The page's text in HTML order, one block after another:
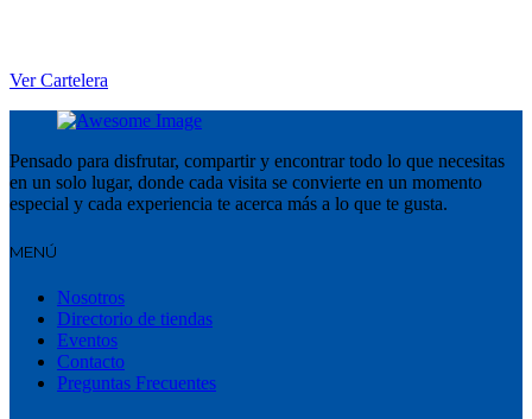
Ver Cartelera
Pensado para disfrutar, compartir y encontrar todo lo que necesitas
en un solo lugar, donde cada visita se convierte en un momento
especial y cada experiencia te acerca más a lo que te gusta.
MENÚ
Nosotros
Directorio de tiendas
Eventos
Contacto
Preguntas Frecuentes